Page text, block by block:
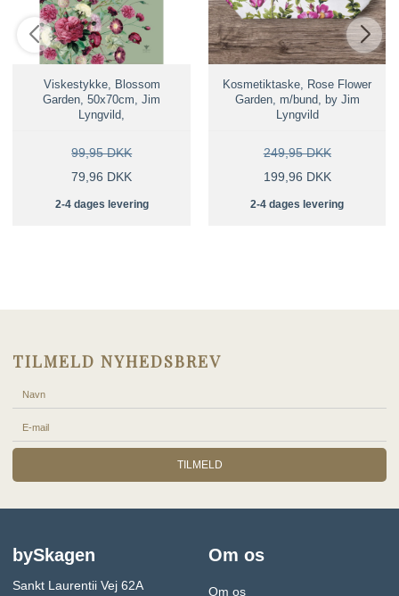
Viskestykke, Blossom
Garden, 50x70cm, Jim
Lyngvild,
99,95 DKK
79,96 DKK
2-4 dages levering
Kosmetiktaske, Rose Flower
Garden, m/bund, by Jim
Lyngvild
249,95 DKK
199,96 DKK
2-4 dages levering
TILMELD NYHEDSBREV
TILMELD
bySkagen
Sankt Laurentii Vej 62A
Om os
Om os